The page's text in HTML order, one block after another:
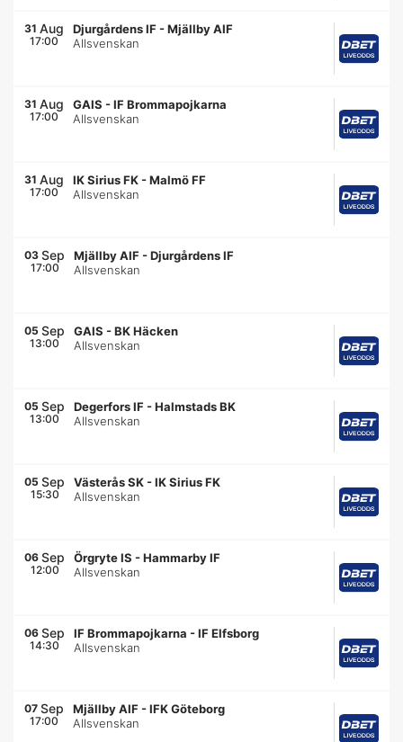
31 Aug
17:00
Djurgårdens IF -Mjällby AIF
Allsvenskan
31 Aug
17:00
GAIS -IF Brommapojkarna
Allsvenskan
31 Aug
17:00
IK Sirius FK -Malmö FF
Allsvenskan
03 Sep
17:00
Mjällby AIF -Djurgårdens IF
Allsvenskan
05 Sep
13:00
GAIS -BK Häcken
Allsvenskan
05 Sep
13:00
Degerfors IF -Halmstads BK
Allsvenskan
05 Sep
15:30
Västerås SK -IK Sirius FK
Allsvenskan
06 Sep
12:00
Örgryte IS -Hammarby IF
Allsvenskan
06 Sep
14:30
IF Brommapojkarna -IF Elfsborg
Allsvenskan
07 Sep
17:00
Mjällby AIF -IFK Göteborg
Allsvenskan